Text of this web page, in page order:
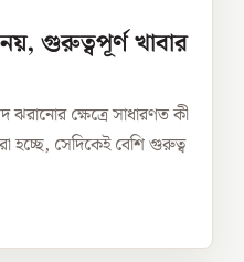
গুরুত্বপূর্ণ খাবার
ক্ষেত্রে সাধারণত কী
হচ্ছে, সেদিকেই বেশি গুরুত্ব